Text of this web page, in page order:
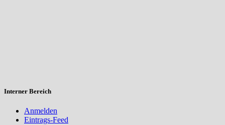
Interner Bereich
Anmelden
Eintrags-Feed